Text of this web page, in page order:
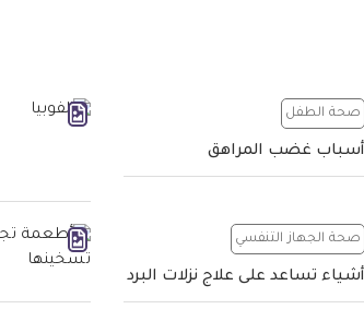
صحة الطفل
أسباب غضب المراهق
صحة الجهاز التنفسي
أشياء تساعد على علاج نزلات البرد